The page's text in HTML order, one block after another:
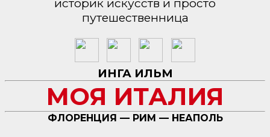
историк искусств и просто
путешественница
ИНГА ИЛЬМ
МОЯ ИТАЛИЯ
ФЛОРЕНЦИЯ — РИМ — НЕАПОЛЬ